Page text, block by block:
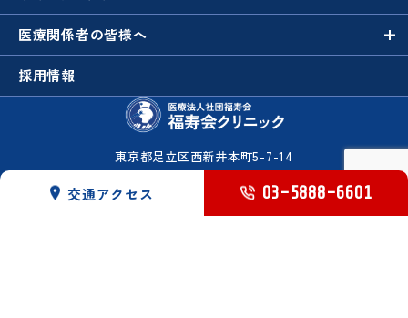
東京都足立区西新井本町5-7-14
E.M.Sビル1～3階
福寿会クリニック
医療関係者の皆様へ
採用情報
交通アクセス 03-5888-6601